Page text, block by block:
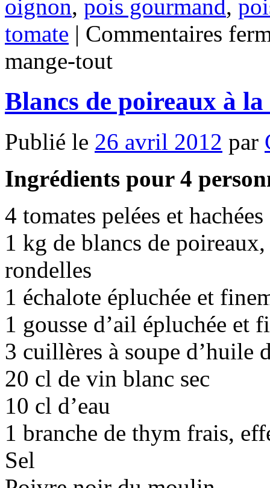
oignon, pois gourmand,
tomate | Commentaires
mange-tout
Blancs de poireaux à
Publié le 26 avril 2012 par
Ingrédients pour 4
4 tomates pelées et hachées
1 kg de blancs de
rondelles
1 échalote épluchée et
1 gousse d’ail épluchée et
3 cuillères à soupe d’huile
20 cl de vin blanc sec
10 cl d’eau
1 branche de thym frais,
Sel